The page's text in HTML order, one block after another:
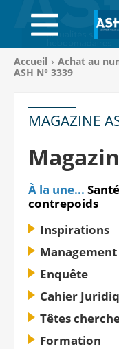
ACCUEIL
ACHAT AU
LIBRAIRIE
PAGE
CV-THÈQUE
PANIER
Notre site
Vous
êtes
Accueil Achat au
ASH N° 3339
MAGAZINE
À la une...
contrepoids
Inspirations
Enquête
Cahier
Têtes
Formation